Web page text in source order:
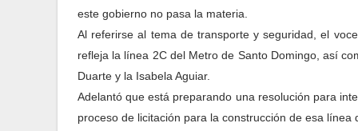
este gobierno no pasa la materia.
Al referirse al tema de transporte y seguridad, el
refleja la línea 2C del Metro de Santo Domingo, así
Duarte y la Isabela Aguiar.
Adelantó que está preparando una resolución para
proceso de licitación para la construcción de esa línea